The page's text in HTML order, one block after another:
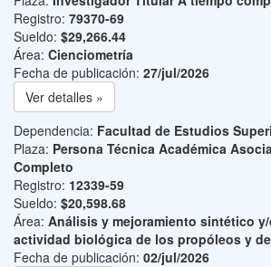
Registro: 79370-69
Sueldo: $29,266.44
Área: Cienciometría
Fecha de publicación: 27/jul/2026
Ver detalles »
Dependencia: Facultad de Estudios
Plaza: Persona Técnica Académica
Completo
Registro: 12339-59
Sueldo: $20,598.68
Área: Análisis y mejoramiento sintético
actividad biológica de los propóleos y
Fecha de publicación: 02/jul/2026